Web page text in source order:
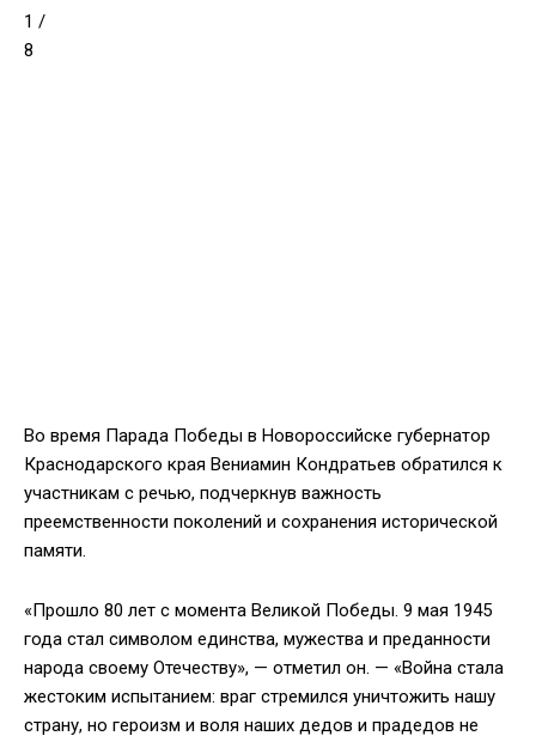
1 /
8
Во время Парада Победы в Новороссийске губернатор
Краснодарского края Вениамин Кондратьев обратился к
участникам с речью, подчеркнув важность
преемственности поколений и сохранения исторической
памяти.
«Прошло 80 лет с момента Великой Победы. 9 мая 1945
года стал символом единства, мужества и преданности
народа своему Отечеству», — отметил он. — «Война стала
жестоким испытанием: враг стремился уничтожить нашу
страну, но героизм и воля наших дедов и прадедов не